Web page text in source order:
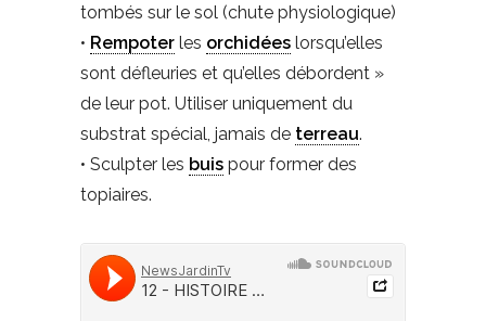
tombés sur le sol (chute physiologique)
• Rempoter les orchidées lorsqu’elles
sont défleuries et qu’elles débordent »
de leur pot. Utiliser uniquement du
substrat spécial, jamais de terreau.
• Sculpter les buis pour former des
topiaires.